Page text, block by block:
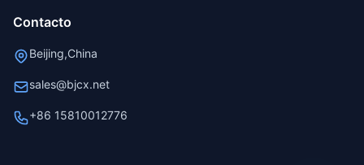
Contacto
Beijing,China
sales@bjcx.net
+86 15810012776